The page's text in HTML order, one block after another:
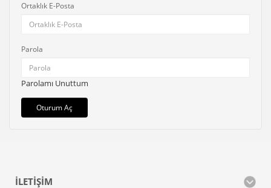
Ortaklık E-Posta
Parola
Parolamı Unuttum
İLETIŞIM